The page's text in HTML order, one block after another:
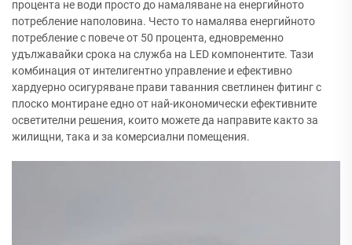
процента не води просто до намаляване на енергийното
потребление наполовина. Често то намалява енергийното
потребление с повече от 50 процента, едновременно
удължавайки срока на служба на LED компонентите. Тази
комбинация от интелигентно управление и ефективно
хардуерно осигуряване прави таванния светлинен фитинг с
плоско монтиране едно от най-икономически ефективните
осветителни решения, които можете да направите както за
жилищни, така и за комерсиални помещения.